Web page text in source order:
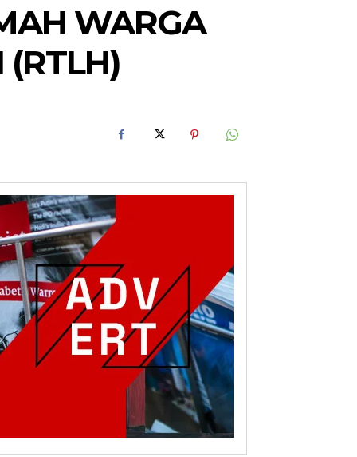
WARGA
(RTLH)